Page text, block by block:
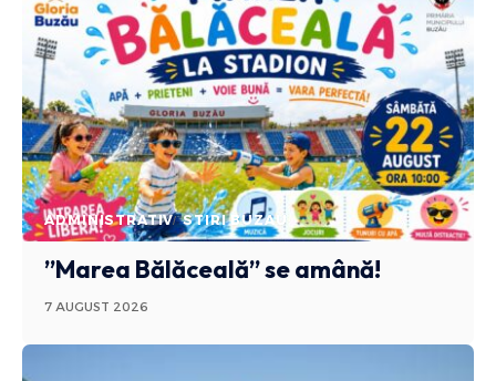
ADMINISTRATIV STIRI BUZAU
”Marea Bălăceală” se amână!
7 AUGUST 2026